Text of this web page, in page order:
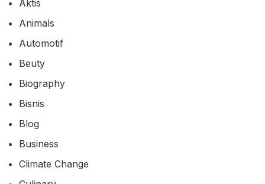
Aktis
Animals
Automotif
Beuty
Biography
Bisnis
Blog
Business
Climate Change